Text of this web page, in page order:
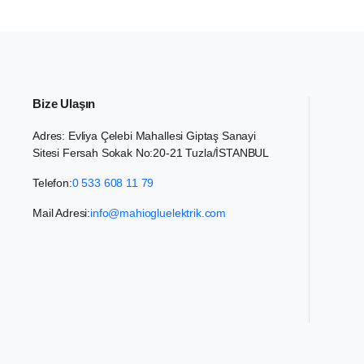
Bize Ulaşın
Adres: Evliya Çelebi Mahallesi Giptaş Sanayi
Sitesi Fersah Sokak No:20-21 Tuzla/İSTANBUL
Telefon:0 533 608 11 79
Mail Adresi:info@mahiogluelektrik.com